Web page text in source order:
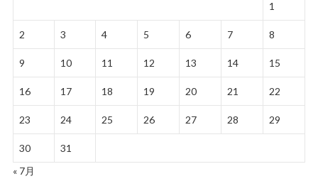
1
2 3 4 5 6 7 8
9 10 11 12 13 14 15
16 17 18 19 20 21 22
23 24 25 26 27 28 29
30
31
« 7月